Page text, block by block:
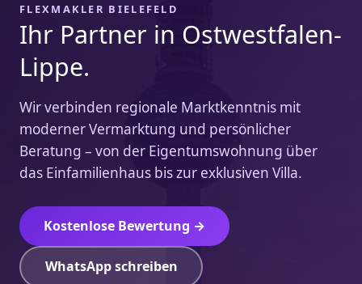
FLEXMAKLER BIELEFELD
Ihr Partner in Ostwestfalen-
Lippe.
Wir verbinden regionale Marktkenntnis mit
moderner Vermarktung und persönlicher
Beratung – von der Eigentumswohnung über
das Einfamilienhaus bis zur exklusiven Villa.
Kostenlose Bewertung →
WhatsApp schreiben